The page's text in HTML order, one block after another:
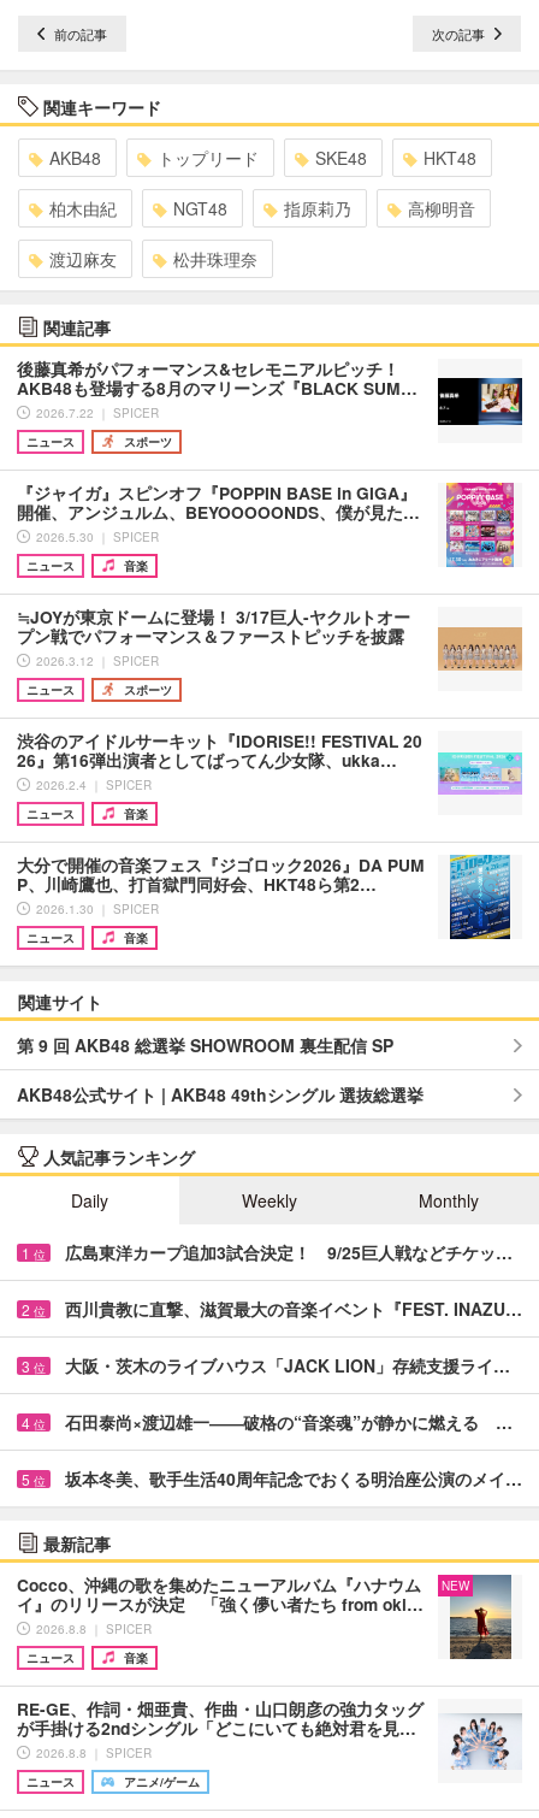
前の記事 次の記事
関連キーワード
AKB48 トップリード SKE48 HKT48
柏木由紀 NGT48 指原莉乃 高柳明音
渡辺麻友 松井珠理奈
関連記事
後藤真希がパフォーマンス&セレモニアルピッチ！
AKB48も登場する8月のマリーンズ『BLACK SUM…
2026.7.22 ｜ SPICER
ニュース
スポーツ
『ジャイガ』スピンオフ『POPPIN BASE in GIGA』
開催、アンジュルム、BEYOOOOONDS、僕が⾒た…
2026.5.30 ｜ SPICER
ニュース
音楽
≒JOYが東京ドームに登場！ 3/17巨人-ヤクルトオー
プン戦でパフォーマンス＆ファーストピッチを披露
2026.3.12 ｜ SPICER
ニュース
スポーツ
渋谷のアイドルサーキット『IDORISE!! FESTIVAL 20
26』第16弾出演者としてばってん少女隊、ukka…
2026.2.4 ｜ SPICER
ニュース
音楽
大分で開催の音楽フェス『ジゴロック2026』DA PUM
P、川崎鷹也、打首獄門同好会、HKT48ら第2…
2026.1.30 ｜ SPICER
ニュース
音楽
関連サイト
第 9 回 AKB48 総選挙 SHOWROOM 裏生配信 SP
AKB48公式サイト | AKB48 49thシングル 選抜総選挙
人気記事ランキング
Daily
Weekly Monthly
1 位 広島東洋カープ追加3試合決定！ 9/25巨人戦などチケッ…
2 位 西川貴教に直撃、滋賀最大の音楽イベント『FEST. INAZU…
3 位 大阪・茨木のライブハウス「JACK LION」存続支援ライ…
4 位 石田泰尚×渡辺雄一――破格の“音楽魂”が静かに燃える …
5 位 坂本冬美、歌手生活40周年記念でおくる明治座公演のメイ…
最新記事
Cocco、沖縄の歌を集めたニューアルバム『ハナウム
イ』のリリースが決定 「強く儚い者たち from oki…
2026.8.8 ｜ SPICER
ニュース
音楽
NEW
RE-GE、作詞・畑亜貴、作曲・山口朗彦の強力タッグ
が手掛ける2ndシングル「どこにいても絶対君を見…
2026.8.8 ｜ SPICER
ニュース
アニメ/ゲーム